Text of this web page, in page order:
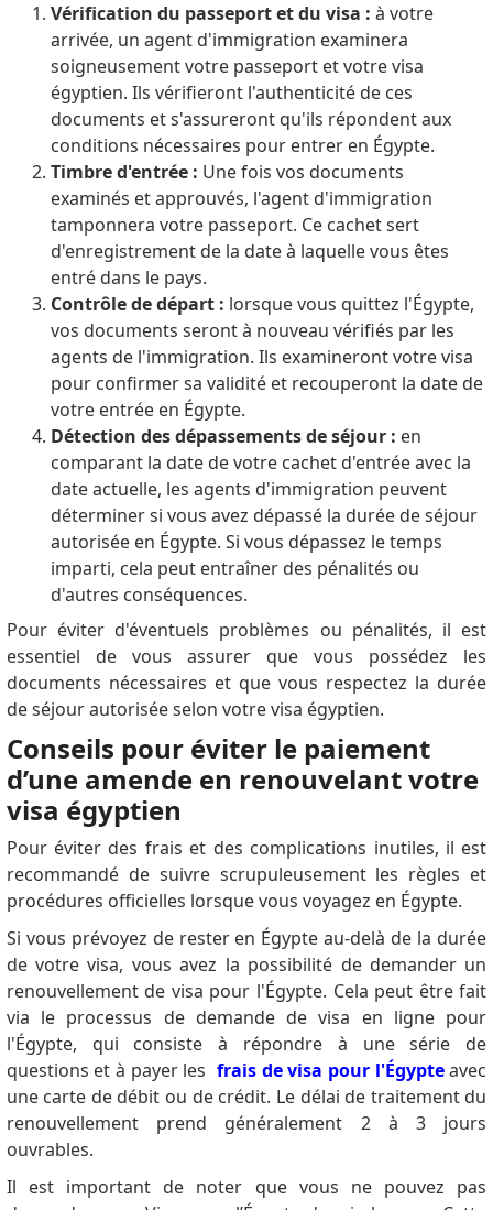
Vérification du passeport et du visa : à votre
arrivée, un agent d'immigration examinera
soigneusement votre passeport et votre visa
égyptien. Ils vérifieront l'authenticité de ces
documents et s'assureront qu'ils répondent aux
conditions nécessaires pour entrer en Égypte.
Timbre d'entrée : Une fois vos documents
examinés et approuvés, l'agent d'immigration
tamponnera votre passeport. Ce cachet sert
d'enregistrement de la date à laquelle vous êtes
entré dans le pays.
Contrôle de départ : lorsque vous quittez l'Égypte,
vos documents seront à nouveau vérifiés par les
agents de l'immigration. Ils examineront votre visa
pour confirmer sa validité et recouperont la date de
votre entrée en Égypte.
Détection des dépassements de séjour : en
comparant la date de votre cachet d'entrée avec la
date actuelle, les agents d'immigration peuvent
déterminer si vous avez dépassé la durée de séjour
autorisée en Égypte. Si vous dépassez le temps
imparti, cela peut entraîner des pénalités ou
d'autres conséquences.
Pour éviter d'éventuels problèmes ou pénalités, il est
essentiel de vous assurer que vous possédez les
documents nécessaires et que vous respectez la durée
de séjour autorisée selon votre visa égyptien.
Conseils pour éviter le paiement
d’une amende en renouvelant votre
visa égyptien
Pour éviter des frais et des complications inutiles, il est
recommandé de suivre scrupuleusement les règles et
procédures officielles lorsque vous voyagez en Égypte.
Si vous prévoyez de rester en Égypte au-delà de la durée
de votre visa, vous avez la possibilité de demander un
renouvellement de visa pour l'Égypte. Cela peut être fait
via le processus de demande de visa en ligne pour
l'Égypte, qui consiste à répondre à une série de
questions et à payer les frais de visa pour l'Égypteavec
une carte de débit ou de crédit. Le délai de traitement du
renouvellement prend généralement 2 à 3 jours
ouvrables.
Il est important de noter que vous ne pouvez pas